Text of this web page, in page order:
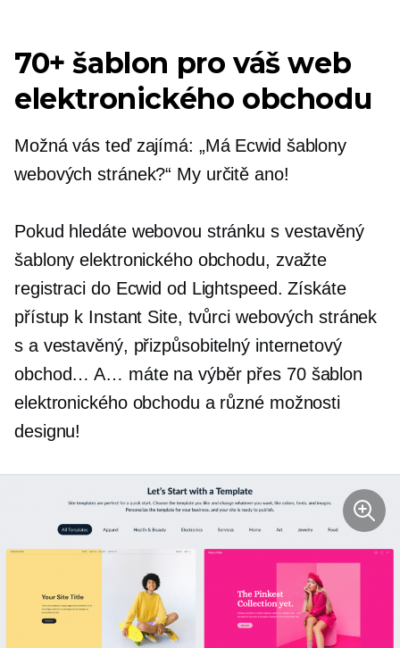
70+ šablon pro váš web
elektronického obchodu
Možná vás teď zajímá: „Má Ecwid šablony
webových stránek?“ My určitě ano!
Pokud hledáte webovou stránku s vestavěný
šablony elektronického obchodu, zvažte
registraci do Ecwid od Lightspeed. Získáte
přístup k Instant Site, tvůrci webových stránek
s a vestavěný, přizpůsobitelný internetový
obchod… A… máte na výběr přes 70 šablon
elektronického obchodu a různé možnosti
designu!